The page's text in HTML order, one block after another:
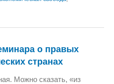
о правых
странах
Можно сказать, «из